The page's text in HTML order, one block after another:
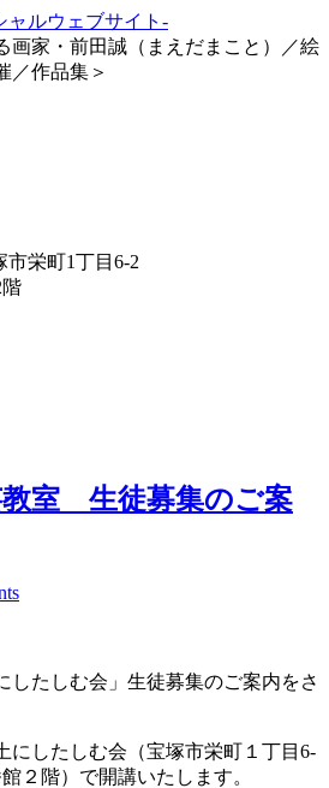
画家・前田誠（まえだまこと）／絵
／作品集＞
栄町1丁目6-2
室 生徒募集のご案
したしむ会」生徒募集のご案内をさ
にしたしむ会（宝塚市栄町１丁目6-
２階）で開講いたします。